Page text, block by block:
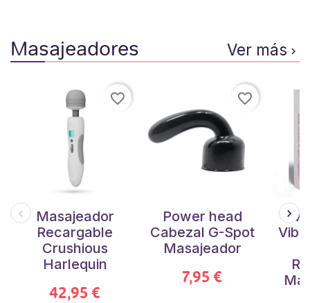
Masajeadores Ver más 
Masajeador
Recargable
Crushious
Harlequin
42,95 €
favorite_border
Power head
Cabezal G-Spot
Masajeador
7,95 €
favorite_border